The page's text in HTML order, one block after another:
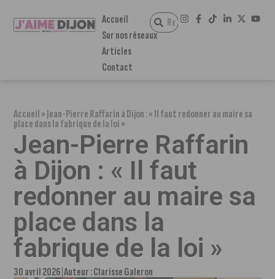
Accueil
Sur nos réseaux
Articles
Contact
Accueil»Jean-Pierre Raffarin à Dijon : « Il faut redonner au maire sa
place dans la fabrique de la loi »
Jean-Pierre Raffarin
à Dijon : « Il faut
redonner au maire sa
place dans la
fabrique de la loi »
30 avril 2026 Auteur :Clarisse Galeron